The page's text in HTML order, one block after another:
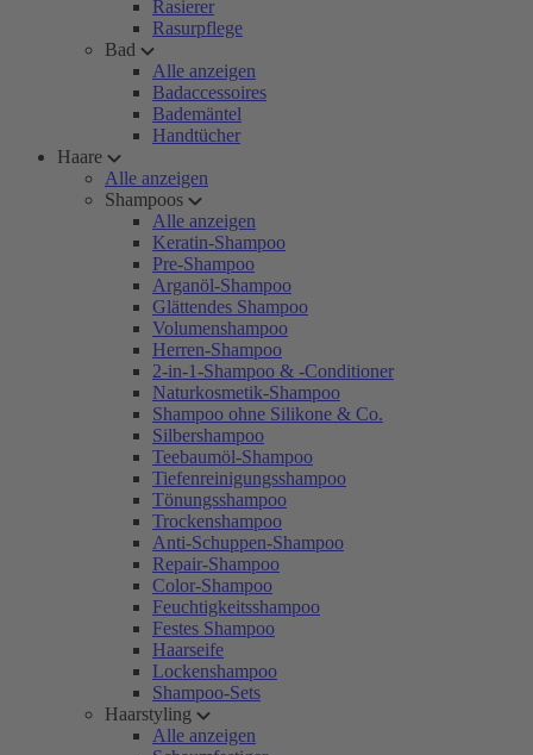
Rasierer
Rasurpflege
Bad
Alle anzeigen
Badaccessoires
Bademäntel
Handtücher
Haare
Alle anzeigen
Shampoos
Alle anzeigen
Keratin-Shampoo
Pre-Shampoo
Arganöl-Shampoo
Glättendes Shampoo
Volumenshampoo
Herren-Shampoo
2-in-1-Shampoo & -Conditioner
Naturkosmetik-Shampoo
Shampoo ohne Silikone & Co.
Silbershampoo
Teebaumöl-Shampoo
Tiefenreinigungsshampoo
Tönungsshampoo
Trockenshampoo
Anti-Schuppen-Shampoo
Repair-Shampoo
Color-Shampoo
Feuchtigkeitsshampoo
Festes Shampoo
Haarseife
Lockenshampoo
Shampoo-Sets
Haarstyling
Alle anzeigen